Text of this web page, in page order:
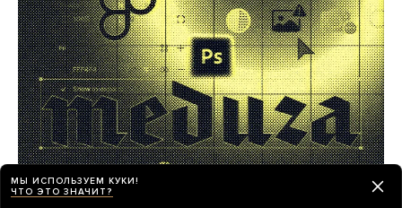
МЫ ИСПОЛЬЗУЕМ КУКИ!
ЧТО ЭТО ЗНАЧИТ?